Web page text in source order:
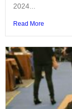
2024...
Read More